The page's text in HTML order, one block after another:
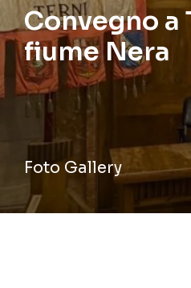
Convegno a
fiume Nera
Foto Gallery